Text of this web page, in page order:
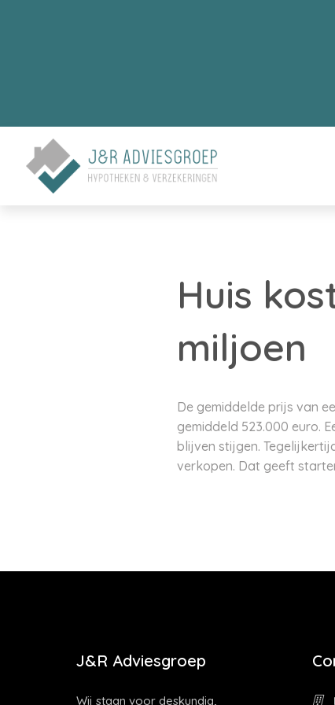
Huis
miljoen
De gemiddelde prijs van
gemiddeld 523.000 euro.
blijven stijgen.
verkopen. Dat geeft
J&R Adviesgroep
Wij staan voor deskundig,